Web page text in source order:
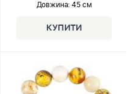
Довжина: 45 см